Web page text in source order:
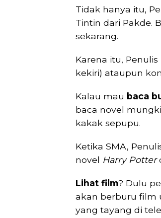
Tidak hanya itu,
Tintin dari Pakde.
sekarang.
Karena itu,
kekiri) ataupun
Kalau mau baca
baca novel
kakak sepupu.
Ketika SMA,
novel Harry Potter
Lihat film? Dulu
akan berburu film
yang tayang di